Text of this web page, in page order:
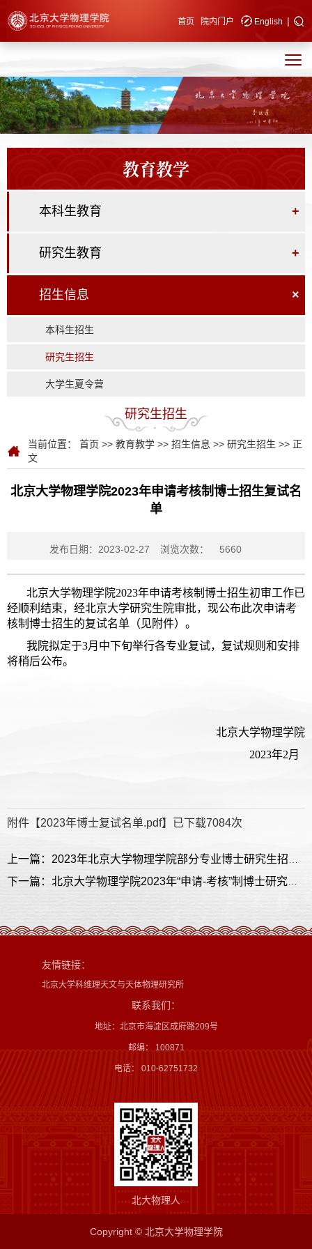
快速导航 首页 院内门户 English |
教育教学
本科生教育 +
研究生教育 +
招生信息 ×
本科生招生
研究生招生
大学生夏令营
研究生招生
当前位置： 首页 >> 教育教学 >> 招生信息 >> 研究生招生 >> 正
文
北京大学物理学院2023年申请考核制博士招生复试名
单
发布日期：2023-02-27 浏览次数： 5660
北京大学物理学院2023年申请考核制博士招生初审工作已
经顺利结束，经北京大学研究生院审批，现公布此次申请考
核制博士招生的复试名单（见附件）。
我院拟定于3月中下旬举行各专业复试，复试规则和安排
将稍后公布。
北京大学物理学院
2023年2月
附件【2023年博士复试名单.pdf】已下载7084次
友情链接：
北京大学科维理天文与天体物理研究所
联系我们：
地址：北京市海淀区成府路209号
邮编： 100871
电话： 010-62751732
北大物理人
Copyright © 北京大学物理学院